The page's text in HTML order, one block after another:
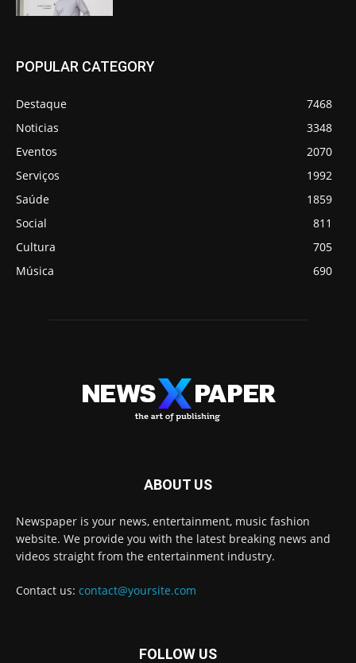
POPULAR CATEGORY
Destaque
7468
Noticias
3348
Eventos
2070
Serviços
1992
Saúde
1859
Social
811
Cultura
705
Música
690
ABOUT US
Newspaper is your news, entertainment, music fashion
website. We provide you with the latest breaking news and
videos straight from the entertainment industry.
Contact us: contact@yoursite.com
FOLLOW US